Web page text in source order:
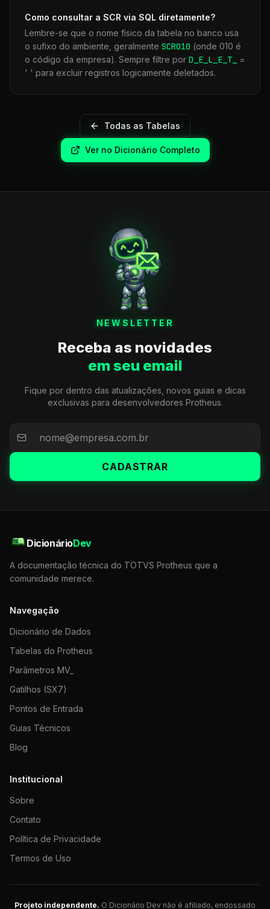
Como consultar a SCR via SQL diretamente?
Lembre-se que o nome físico da tabela no banco usa
o sufixo do ambiente, geralmente SCR010 (onde 010 é
o código da empresa). Sempre filtre por D_E_L_E_T_
=
' ' para excluir registros logicamente deletados.
Todas as Tabelas
Ver no Dicionário Completo
NEWSLETTER
Receba as novidades
em seu email
Fique por dentro das atualizações, novos guias e dicas
exclusivas para desenvolvedores Protheus.
CADASTRAR
DicionárioDev
A documentação técnica do TOTVS Protheus que a
comunidade merece.
Navegação
Dicionário de Dados
Tabelas do Protheus
Parâmetros MV_
Gatilhos (SX7)
Pontos de Entrada
Guias Técnicos
Blog
Institucional
Sobre
Contato
Política de Privacidade
Termos de Uso
Projeto independente. O Dicionário Dev não é afiliado, endossado